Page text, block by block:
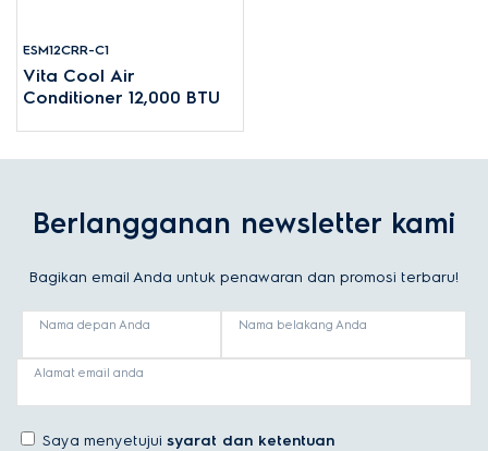
ESM12CRR-C1
Vita Cool Air
Conditioner 12,000 BTU
Berlangganan newsletter kami
Bagikan email Anda untuk penawaran dan promosi terbaru!
Nama depan Anda Nama belakang Anda
Alamat email anda
Saya menyetujui syarat dan ketentuan